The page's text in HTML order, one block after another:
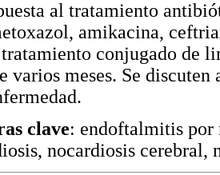
al tratamiento
amikacina,
conjugado de
varios meses. Se
clave: endoftalmitis por
nocardiosis cerebral,